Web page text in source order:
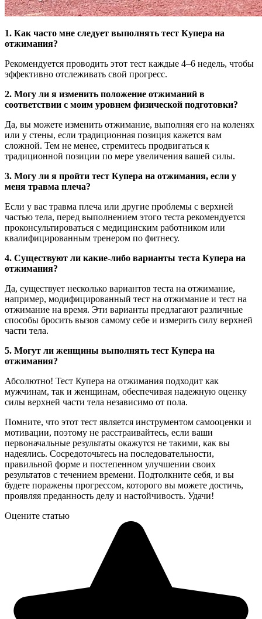
1. Как часто мне следует выполнять тест Купера на
отжимания?
Рекомендуется проводить этот тест каждые 4–6 недель, чтобы
эффективно отслеживать свой прогресс.
2. Могу ли я изменить положение отжиманий в
соответствии с моим уровнем физической подготовки?
Да, вы можете изменить отжимание, выполняя его на коленях
или у стены, если традиционная позиция кажется вам
сложной. Тем не менее, стремитесь продвигаться к
традиционной позиции по мере увеличения вашей силы.
3. Могу ли я пройти тест Купера на отжимания, если у
меня травма плеча?
Если у вас травма плеча или другие проблемы с верхней
частью тела, перед выполнением этого теста рекомендуется
проконсультироваться с медицинским работником или
квалифицированным тренером по фитнесу.
4. Существуют ли какие-либо варианты теста Купера на
отжимания?
Да, существует несколько вариантов теста на отжимание,
например, модифицированный тест на отжимание и тест на
отжимание на время. Эти варианты предлагают различные
способы бросить вызов самому себе и измерить силу верхней
части тела.
5. Могут ли женщины выполнять тест Купера на
отжимания?
Абсолютно! Тест Купера на отжимания подходит как
мужчинам, так и женщинам, обеспечивая надежную оценку
силы верхней части тела независимо от пола.
Помните, что этот тест является инструментом самооценки и
мотивации, поэтому не расстраивайтесь, если ваши
первоначальные результаты окажутся не такими, как вы
надеялись. Сосредоточьтесь на последовательности,
правильной форме и постепенном улучшении своих
результатов с течением времени. Подтолкните себя, и вы
будете поражены прогрессом, которого вы можете достичь,
проявляя преданность делу и настойчивость. Удачи!
Оцените статью